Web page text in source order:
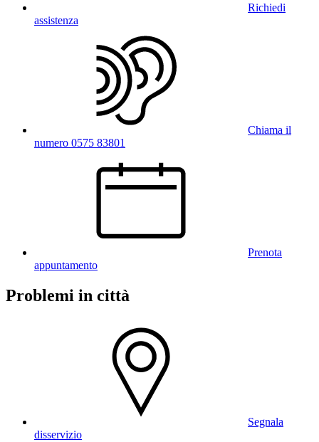
Richiedi
assistenza
Chiama il
numero 0575 83801
Prenota
appuntamento
Problemi in città
Segnala
disservizio